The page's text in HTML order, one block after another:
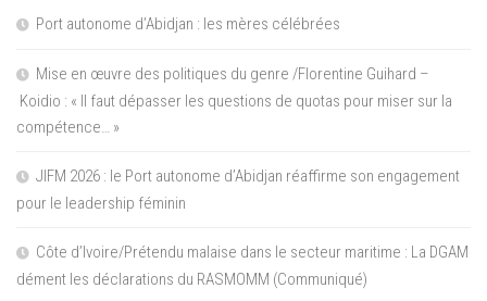
Port autonome d’Abidjan : les mères célébrées
Mise en œuvre des politiques du genre /Florentine Guihard –
Koidio : « Il faut dépasser les questions de quotas pour miser sur la
compétence… »
JIFM 2026 : le Port autonome d’Abidjan réaffirme son engagement
pour le leadership féminin
Côte d’Ivoire/Prétendu malaise dans le secteur maritime : La DGAM
dément les déclarations du RASMOMM (Communiqué)